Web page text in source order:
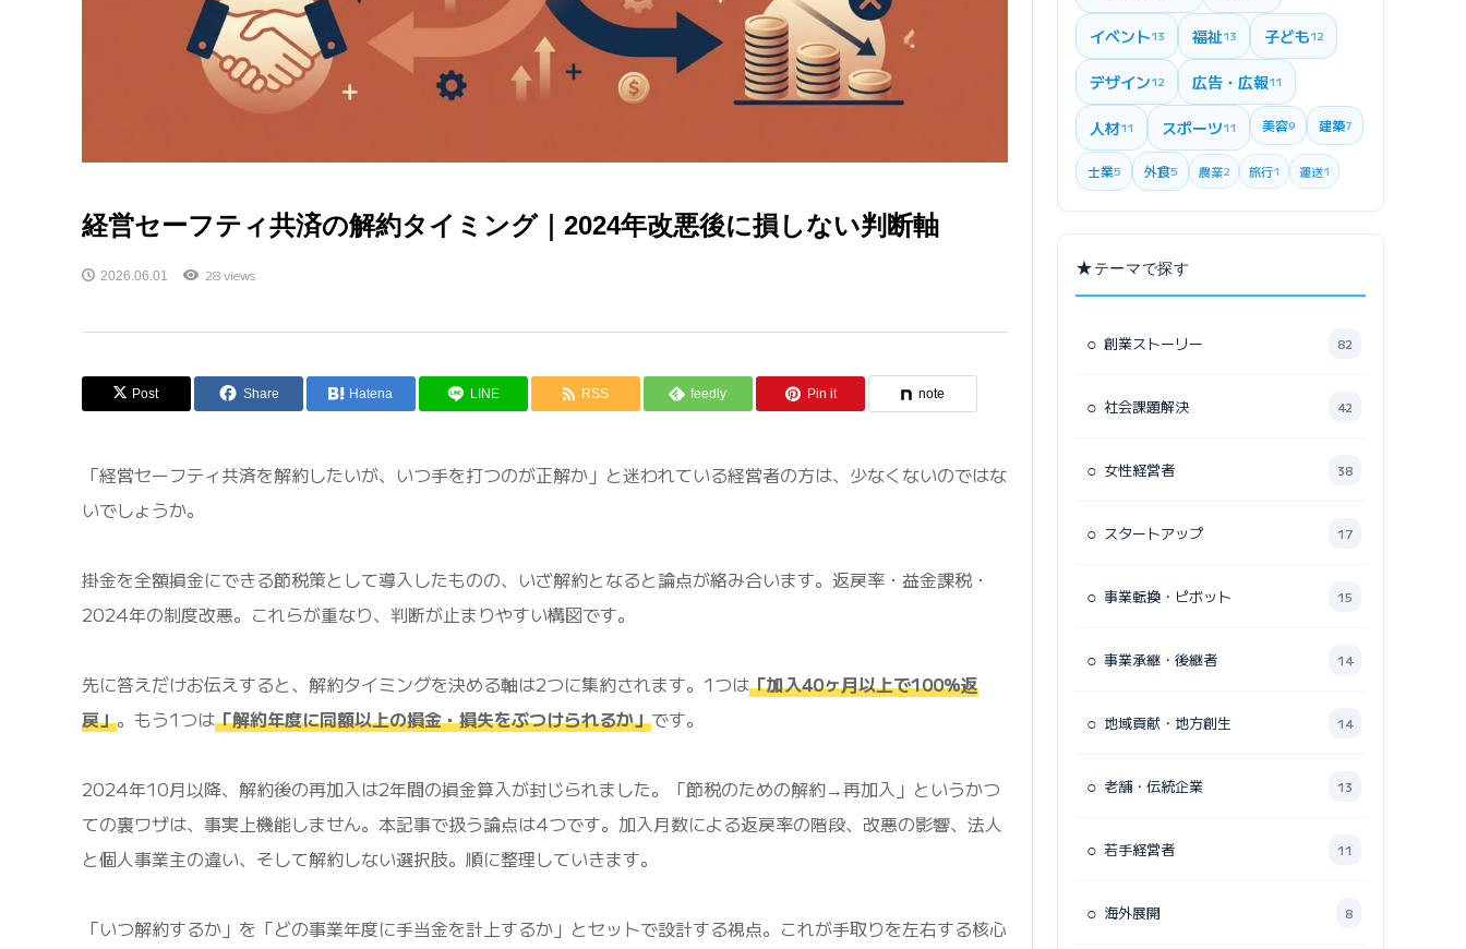
経営セーフティ共済の解約タイミング｜2024年改悪後に損しない判断軸
2026.06.01 28 views
Post Share Hatena LINE RSS feedly Pin it note
「経営セーフティ共済を解約したいが、いつ手を打つのが正解か」と迷われている経営者の方は、少なくないのではな
いでしょうか。
掛金を全額損金にできる節税策として導入したものの、いざ解約となると論点が絡み合います。返戻率・益金課税・
2024年の制度改悪。これらが重なり、判断が止まりやすい構図です。
先に答えだけお伝えすると、解約タイミングを決める軸は2つに集約されます。1つは「加入40ヶ月以上で100%返
戻」。もう1つは「解約年度に同額以上の損金・損失をぶつけられるか」です。
2024年10月以降、解約後の再加入は2年間の損金算入が封じられました。「節税のための解約→再加入」というかつ
ての裏ワザは、事実上機能しません。本記事で扱う論点は4つです。加入月数による返戻率の階段、改悪の影響、法人
と個人事業主の違い、そして解約しない選択肢。順に整理していきます。
「いつ解約するか」を「どの事業年度に手当金を計上するか」とセットで設計する視点。これが手取りを左右する核心
イベント13 福祉13 子ども12
デザイン12 広告・広報11
人材11 スポーツ11 美容9 建築7
士業5 外食5 農業2 旅行1 運送1
★テーマで探す
○ 創業ストーリー 82
○ 社会課題解決 42
○ 女性経営者 38
○ スタートアップ 17
○ 事業転換・ピボット 15
○ 事業承継・後継者 14
○ 地域貢献・地方創生 14
○ 老舗・伝統企業 13
○ 若手経営者 11
○ 海外展開 8